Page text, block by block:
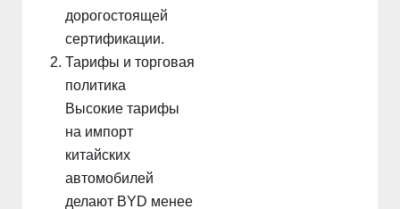
дорогостоящей
сертификации.
Тарифы и торговая
политика
Высокие тарифы
на импорт
китайских
автомобилей
делают BYD менее